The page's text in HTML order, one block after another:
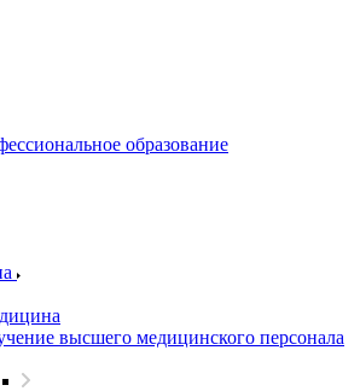
высшего медицинского персонала